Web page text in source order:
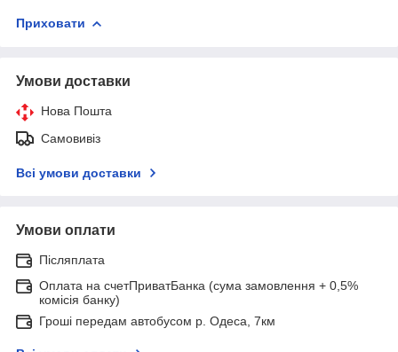
Приховати
Умови доставки
Нова Пошта
Самовивіз
Всі умови доставки
Умови оплати
Післяплата
Оплата на счетПриватБанка (сума замовлення + 0,5%
комісія банку)
Гроші передам автобусом р. Одеса, 7км